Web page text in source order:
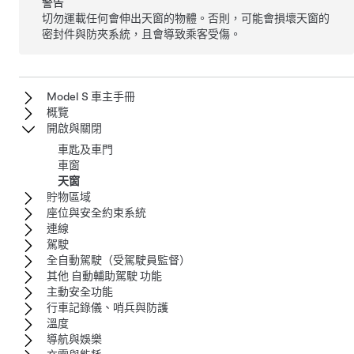
切勿運載任何會伸出天窗的物體。否則，可能會損壞天窗的
密封件與防夾系統，且會導致乘客受傷。
Model S 車主手冊
概覽
開啟與關閉
車匙及車門
車窗
天窗
貯物區域
座位與安全約束系統
連線
駕駛
全自動駕駛（受駕駛員監督）
其他 自動輔助駕駛 功能
主動安全功能
行車記錄儀、哨兵與防護
溫度
導航與娛樂